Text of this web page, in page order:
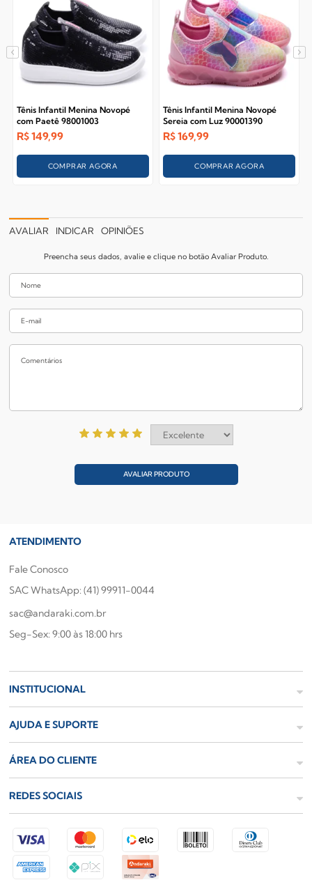
Tênis Infantil Menina Novopé
com Paetê 98001003
R$149,99
COMPRAR AGORA
Tênis Infantil Menina Novopé
Sereia com Luz 90001390
R$169,99
COMPRAR AGORA
AVALIAR INDICAR OPINIÕES
Preencha seus dados, avalie e clique no botão Avaliar Produto.
AVALIAR PRODUTO
ATENDIMENTO
Fale Conosco
SAC WhatsApp: (41) 99911-0044
sac@andaraki.com.br
Seg-Sex: 9:00 às 18:00 hrs
INSTITUCIONAL
AJUDA E SUPORTE
ÁREA DO CLIENTE
REDES SOCIAIS